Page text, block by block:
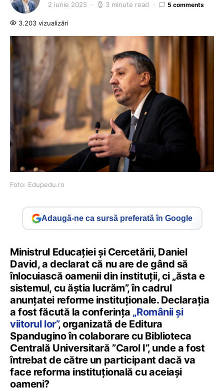
2 iunie 2025 3 minute read 5 comments
3.203 vizualizări
Foto: Edupedu.ro
Adaugă-ne ca sursă preferată în Google
Ministrul Educației și Cercetării, Daniel
David, a declarat că nu are de gând să
înlocuiască oamenii din instituții, ci „ăsta e
sistemul, cu ăștia lucrăm”, în cadrul
anunțatei reforme instituționale. Declarația
a fost făcută la conferința „Românii și
viitorul lor”, organizată de Editura
Spandugino în colaborare cu Biblioteca
Centrală Universitară ”Carol I”, unde a fost
întrebat de către un participant dacă va
face reforma instituțională cu aceiași
oameni?